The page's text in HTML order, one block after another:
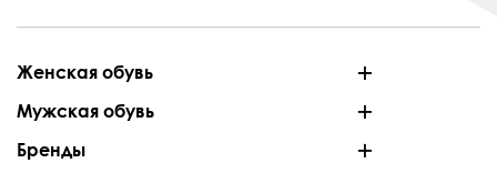
Женская обувь
Мужская обувь
Бренды